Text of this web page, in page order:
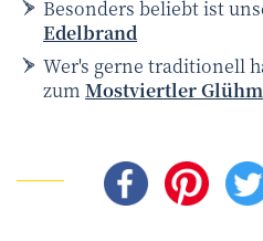
Besonders beliebt ist
Edelbrand
Wer's gerne traditionell
zum Mostviertler